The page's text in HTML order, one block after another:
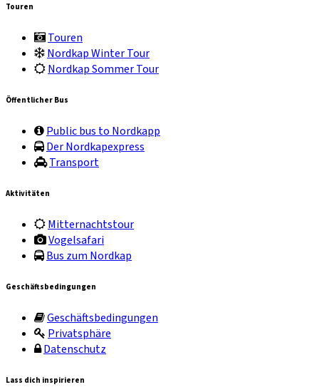
Touren
Touren
Nordkap Winter Tour
Nordkap Sommer Tour
Öffentlicher Bus
Public bus to Nordkapp
Der Nordkapexpress
Transport
Aktivitäten
Mitternachtstour
Vogelsafari
Bus zum Nordkap
Geschäftsbedingungen
Geschäftsbedingungen
Privatsphäre
Datenschutz
Lass dich inspirieren